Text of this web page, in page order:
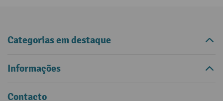
Categorias em destaque
Informações
Contacto